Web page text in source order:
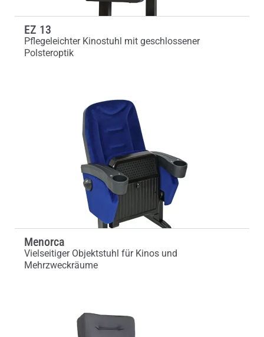
EZ 13
Pflegeleichter Kinostuhl mit geschlossener
Polsteroptik
Menorca
Vielseitiger Objektstuhl für Kinos und
Mehrzweckräume